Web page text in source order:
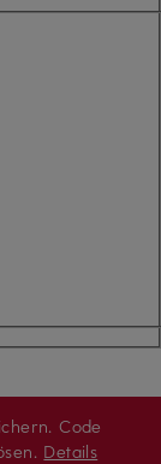
Code
Details